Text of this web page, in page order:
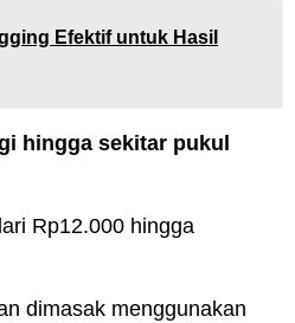
Efektif untuk Hasil
hingga sekitar pukul
hingga
menggunakan